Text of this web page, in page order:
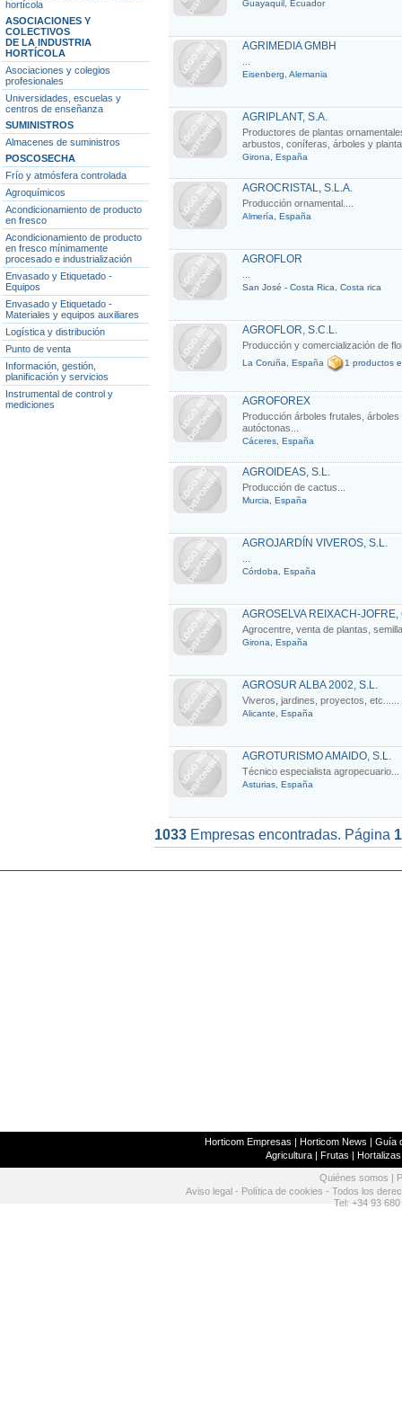
hortícola
ASOCIACIONES Y
COLECTIVOS
DE LA INDUSTRIA
HORTÍCOLA
Asociaciones y colegios
profesionales
Universidades, escuelas y
centros de enseñanza
SUMINISTROS
Almacenes de suministros
POSCOSECHA
Frío y atmósfera controlada
Agroquímicos
Acondicionamiento de producto
en fresco
Acondicionamiento de producto
en fresco mínimamente
procesado e industrialización
Envasado y Etiquetado -
Equipos
Envasado y Etiquetado -
Materiales y equipos auxiliares
Logística y distribución
Punto de venta
Información, gestión,
planificación y servicios
Instrumental de control y
mediciones
Guayaquil, Ecuador
AGRIMEDIA GMBH
Eisenberg, Alemania
AGRIPLANT, S.A.
Productores de plantas
arbustos, coníferas, árboles y
Girona, España
AGROCRISTAL, S.L.A.
Producción ornamental....
Almería, España
AGROFLOR
San José - Costa Rica, Costa rica
AGROFLOR, S.C.L.
Producción y comercialización de
La Coruña, España 1 productos
AGROFOREX
Producción árboles frutales,
autóctonas...
Cáceres, España
AGROIDEAS, S.L.
Producción de cactus...
Murcia, España
AGROJARDÍN VIVEROS, S.L.
Córdoba, España
AGROSELVA REIXACH-JOFRE,
Agrocentre, venta de plantas,
Girona, España
AGROSUR ALBA 2002, S.L.
Viveros, jardines, proyectos, etc......
Alicante, España
AGROTURISMO AMAIDO, S.L.
Técnico especialista agropecuario...
Asturias, España
1033 Empresas encontradas. Página 1
Horticom Empresas | Horticom News | Guía
Agricultura| Frutas | Hortalizas
Quiénes somos
Aviso legal - Política de cookies - Todos los
Tel: +34 93